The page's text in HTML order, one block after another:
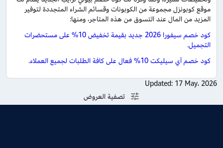
موقع كوبونزل مجموعة من الكوبونات وقسائم الشراء المتجددة لتوفير
المزيد من المال عند التسوق من هذه المتاجر، ومنها:
كود خصم سيفورا 2026 جديد بقيمة تخفيض 10% على مستحضرات
التجميل.
كود خصم آي سيليكت 10% فعال على كافة الطلبات لجميع العملاء
.
Updated: 17 May، 2026
تصفية العروض